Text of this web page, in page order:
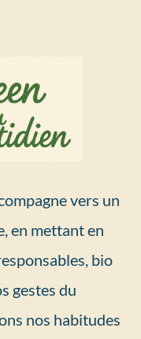
vers un
en mettant en
bio
gestes du
nos habitudes